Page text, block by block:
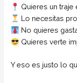
Quieres un traje
Lo necesitas
No quieres
Quieres verte
Y eso es justo lo